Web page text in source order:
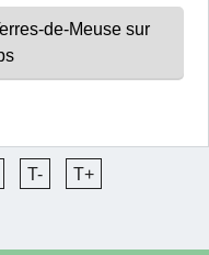
de-Meuse sur
T- T+